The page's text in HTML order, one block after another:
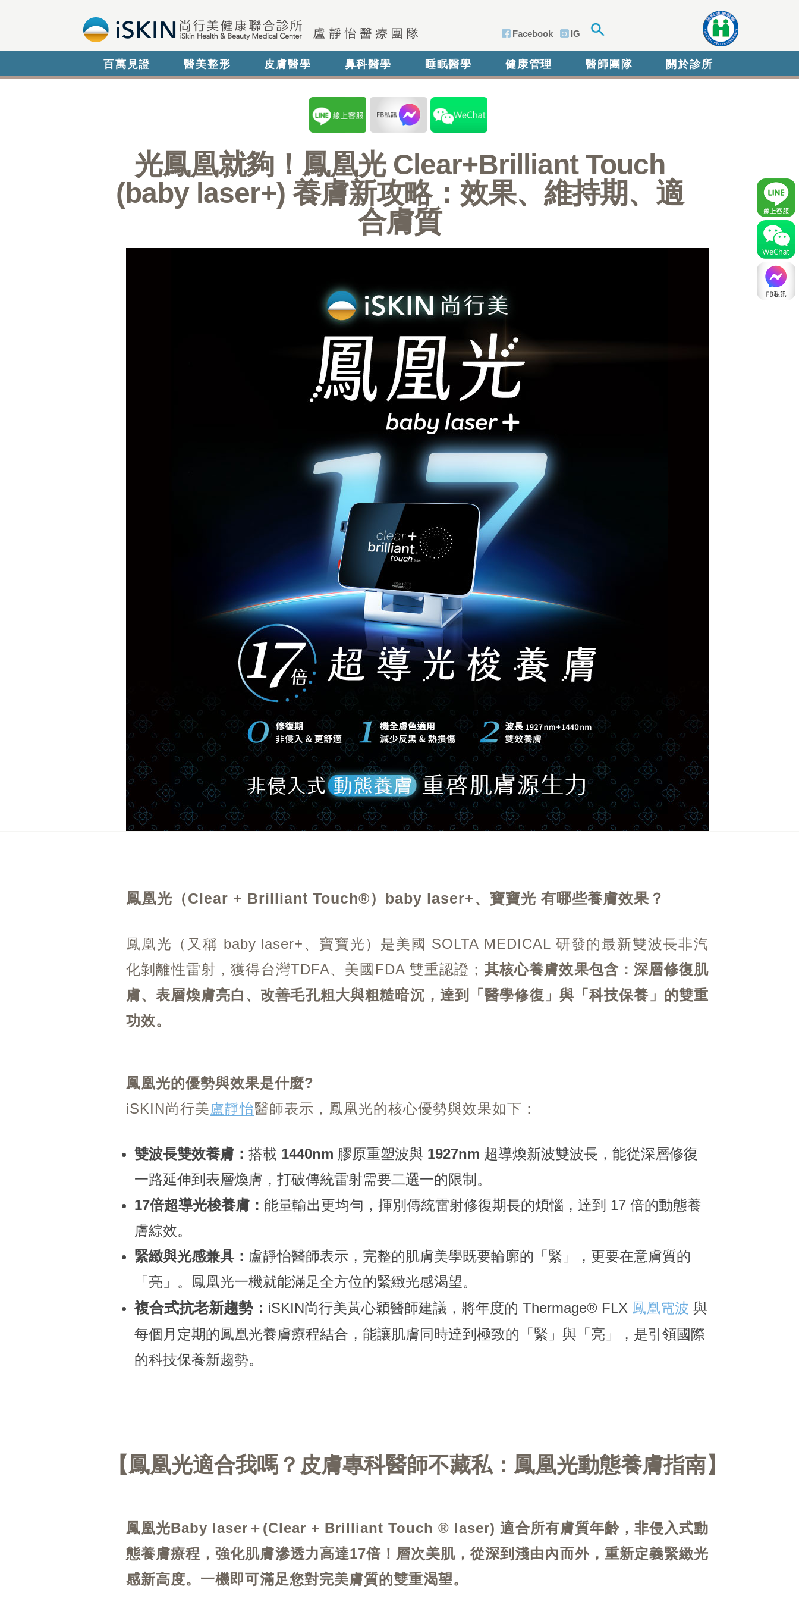
Facebook IG
百萬見證 醫美整形 皮膚醫學 鼻科醫學 睡眠醫學 健康管理 醫師團隊 關於診所
光鳳凰就夠！鳳凰光 Clear+Brilliant Touch
(baby laser+) 養膚新攻略：效果、維持期、適
合膚質
鳳凰光 （Clear + Brilliant Touch®）baby laser+、寶寶光 有哪些養膚效果？
鳳凰光（又稱 baby laser+、寶寶光）是美國 SOLTA MEDICAL 研發的最新雙波長非汽
化剝離性雷射，獲得台灣TDFA、美國FDA 雙重認證； 其核心養膚效果包含：深層修復肌
膚、表層煥膚亮白、改善毛孔粗大與粗糙暗沉，達到「醫學修復」與「科技保養」的雙重
功效。
鳳凰光的優勢與效果是什麼?
iSKIN尚行美盧靜怡醫師表示，鳳凰光的核心優勢與效果如下：
雙波長雙效養膚： 搭載 1440nm 膠原重塑波與 1927nm 超導煥新波雙波長，能從深層修復
一路延伸到表層煥膚，打破傳統雷射需要二選一的限制。
17倍超導光梭養膚： 能量輸出更均勻，揮別傳統雷射修復期長的煩惱，達到 17 倍的動態養
膚綜效。
緊緻與光感兼具： 盧靜怡醫師表示，完整的肌膚美學既要輪廓的「緊」，更要在意膚質的
「亮」。鳳凰光一機就能滿足全方位的緊緻光感渴望。
複合式抗老新趨勢： iSKIN尚行美黃心穎醫師建議，將年度的 Thermage® FLX 鳳凰電波 與
每個月定期的鳳凰光養膚療程結合，能讓肌膚同時達到極致的「緊」與「亮」，是引領國際
的科技保養新趨勢。
鳳凰光適合我嗎？皮膚專科醫師不藏私：鳳凰光動態養膚指南
鳳凰光Baby laser＋(Clear + Brilliant Touch ® laser)適合所有膚質年齡，非侵入式動
態養膚療程，強化肌膚滲透力高達17倍！ 層次美肌，從深到淺由內而外，重新定義緊緻光
感新高度。一機即可滿足您對完美膚質的雙重渴望。